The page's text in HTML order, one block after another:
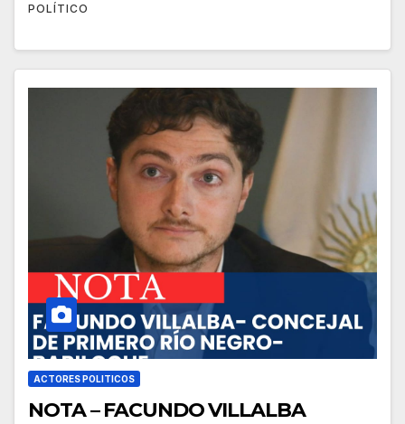
POLÍTICO
ACTORES POLITICOS
NOTA – FACUNDO VILLALBA